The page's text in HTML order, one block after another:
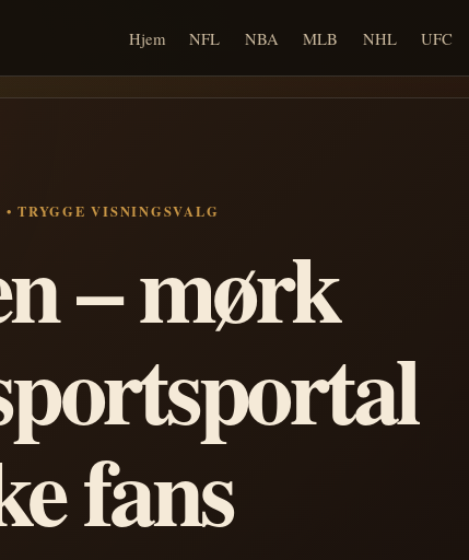
Hjem NFL NBA MLB NHL UFC
TRYGGE VISNINGSVALG
– mørk
fans